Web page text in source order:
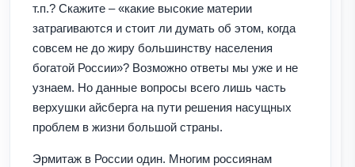
т.п.? Скажите – «какие высокие материи
затрагиваются и стоит ли думать об этом, когда
совсем не до жиру большинству населения
богатой России»? Возможно ответы мы уже и не
узнаем. Но данные вопросы всего лишь часть
верхушки айсберга на пути решения насущных
проблем в жизни большой страны.
Эрмитаж в России один. Многим россиянам